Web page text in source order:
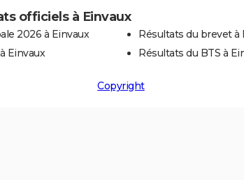
officiels à Einvaux
2026 à Einvaux
Einvaux
Résultats du brevet à
Résultats du BTS à
Copyright